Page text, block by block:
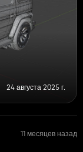
24 августа 2025 г.
11 месяцев назад